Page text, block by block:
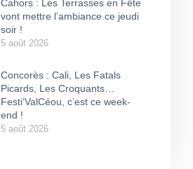
Cahors : Les Terrasses en Fête
vont mettre l’ambiance ce jeudi
soir !
5 août 2026
Concorès : Cali, Les Fatals
Picards, Les Croquants…
Festi’ValCéou, c’est ce week-
end !
5 août 2026